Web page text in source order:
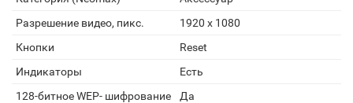
Разрешение видео, пикс.
1920 х 1080
Кнопки
Reset
Индикаторы
Есть
128-битное WEP- шифрование
Да